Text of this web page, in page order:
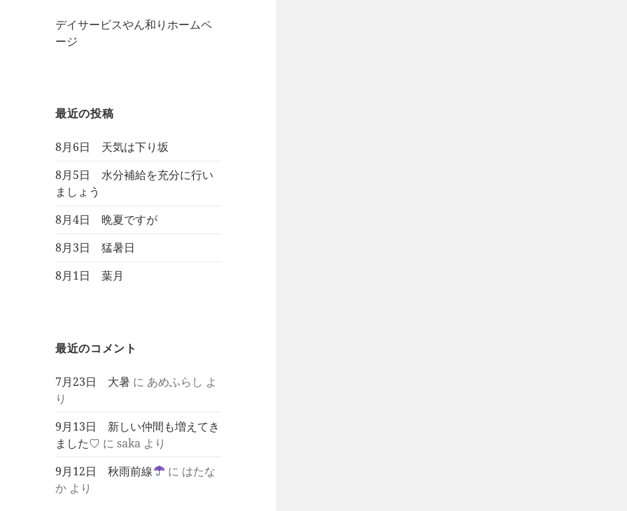
デイサービスやん和りホームペ
ージ
最近の投稿
8月6日 天気は下り坂
8月5日 水分補給を充分に行い
ましょう
8月4日 晩夏ですが
8月3日 猛暑日
8月1日 葉月
最近のコメント
7月23日 大暑 に あめふらし よ
り
9月13日 新しい仲間も増えてき
ました♡ にsaka より
9月12日 秋雨前線
に はたな
か より